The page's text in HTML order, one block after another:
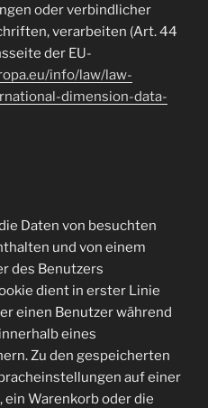
oder verbindlicher
verarbeiten (Art. 44
der EU-
info/law/law-
dimension-data-
Daten von besuchten
und von einem
des Benutzers
dient in erster Linie
einen Benutzer während
eines
Zu den gespeicherten
auf einer
Warenkorb oder die